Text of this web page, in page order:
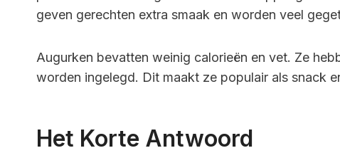
geven gerechten extra smaak en worden veel
Augurken bevatten weinig calorieën en vet. Ze
worden ingelegd. Dit maakt ze populair als snack
Het Korte Antwoord